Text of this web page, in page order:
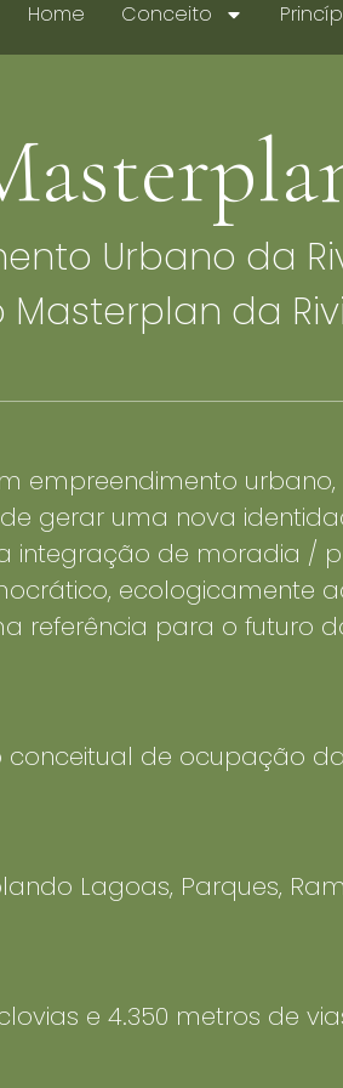
Home Conceito
Home Conceito
Urbano da
da
empreendimento
gerar uma nova
integração de moradia /
ecologicamente
referência para o futuro
conceitual de ocupação
Lagoas, Parques,
e 4.350 metros de